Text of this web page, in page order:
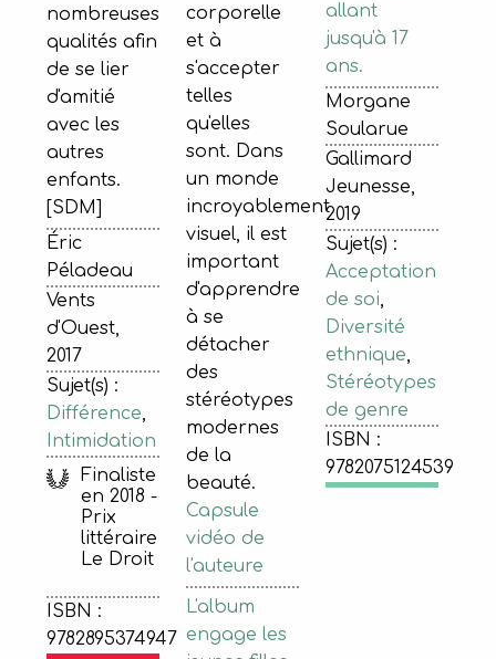
nombreuses
qualités afin
de se lier
d'amitié
avec les
autres
enfants.
[SDM]
Éric
Péladeau
Vents
d'Ouest,
2017
Sujet(s) :
Différence,
Intimidation
Finaliste
en 2018 -
Prix
littéraire
Le Droit
ISBN :
9782895374947
corporelle
et à
s'accepter
telles
qu'elles
sont. Dans
un monde
incroyablement
visuel, il est
important
d'apprendre
à se
détacher
des
stéréotypes
modernes
de la
beauté.
Capsule
vidéo de
l'auteure
L'album
engage les
allant
jusqu'à 17
ans.
Morgane
Soularue
Gallimard
Jeunesse,
2019
Sujet(s) :
Acceptation
de soi,
Diversité
ethnique,
Stéréotypes
de genre
ISBN :
9782075124539